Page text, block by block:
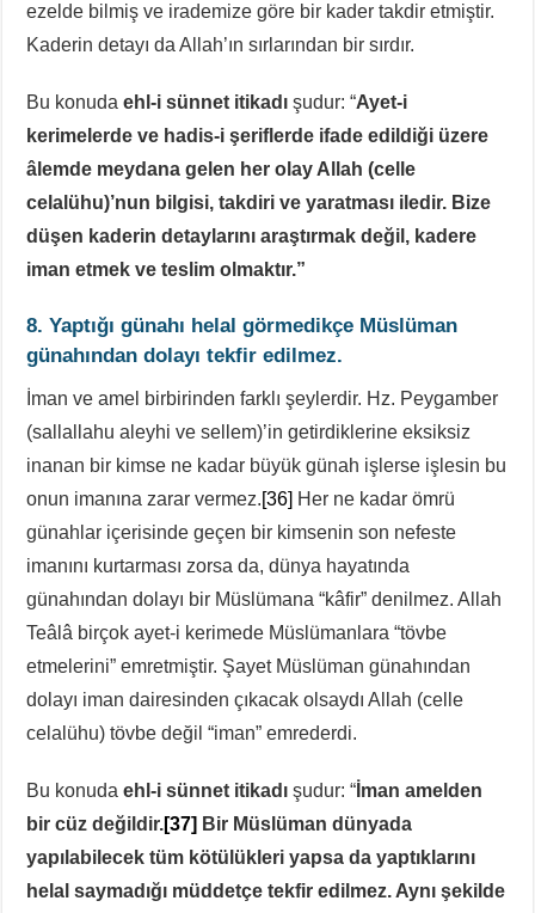
ezelde bilmiş ve irademize göre bir kader takdir etmiştir.
Kaderin detayı da Allah’ın sırlarından bir sırdır.
Bu konudaehl-i sünnet itikadı şudur: “Ayet-i
kerimelerde ve hadis-i şeriflerde ifade edildiği üzere
âlemde meydana gelen her olay Allah (celle
celalühu)’nun bilgisi, takdiri ve yaratması iledir. Bize
düşen kaderin detaylarını araştırmak değil, kadere
iman etmek ve teslim olmaktır.”
8. Yaptığı günahı helal görmedikçe Müslüman
günahından dolayı tekfir edilmez.
İman ve amel birbirinden farklı şeylerdir. Hz. Peygamber
(sallallahu aleyhi ve sellem)’in getirdiklerine eksiksiz
inanan bir kimse ne kadar büyük günah işlerse işlesin bu
onun imanına zarar vermez.[36] Her ne kadar ömrü
günahlar içerisinde geçen bir kimsenin son nefeste
imanını kurtarması zorsa da, dünya hayatında
günahından dolayı bir Müslümana “kâfir” denilmez. Allah
Teâlâ birçok ayet-i kerimede Müslümanlara “tövbe
etmelerini” emretmiştir. Şayet Müslüman günahından
dolayı iman dairesinden çıkacak olsaydı Allah (celle
celalühu) tövbe değil “iman” emrederdi.
Bu konudaehl-i sünnet itikadı şudur: “ İman amelden
bir cüz değildir.[37] Bir Müslüman dünyada
yapılabilecek tüm kötülükleri yapsa da yaptıklarını
helal saymadığı müddetçe tekfir edilmez. Aynı şekilde